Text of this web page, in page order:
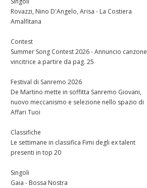
Rovazzi, Nino D'Angelo, Arisa - La Costiera
Amalfitana
Contest
Summer Song Contest 2026 - Annuncio canzone
vincitrice a partire da pag. 25
Festival di Sanremo 2026
De Martino mette in soffitta Sanremo Giovani,
nuovo meccanismo e selezione nello spazio di
Affari Tuoi
Classifiche
Le settimane in classifica Fimi degli ex talent
presenti in top 20
Singoli
Gaia - Bossa Nostra